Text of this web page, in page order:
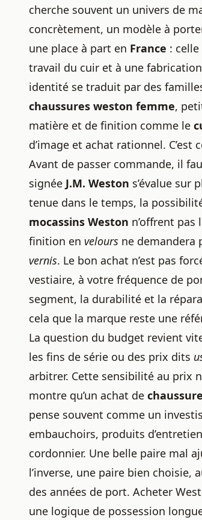
cherche souvent un univers de
concrètement, un modèle à
une place à part en France :
travail du cuir et à une
identité se traduit par des
chaussures weston femme,
matière et de finition comme le
d’image et achat rationnel.
Avant de passer commande, il
signée J.M. Weston s’évalue sur
tenue dans le temps, la
mocassins Weston n’offrent pas
finition en velours ne demandera
vernis. Le bon achat n’est pas
vestiaire, à votre fréquence de
segment, la durabilité et la
cela que la marque reste une
La question du budget revient
les fins de série ou des prix dits
arbitrer. Cette sensibilité au prix
montre qu’un achat de
pense souvent comme un
embauchoirs, produits
cordonnier. Une belle paire mal
l’inverse, une paire bien
des années de port. Acheter
une logique de possession